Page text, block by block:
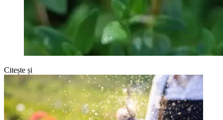
Citește și